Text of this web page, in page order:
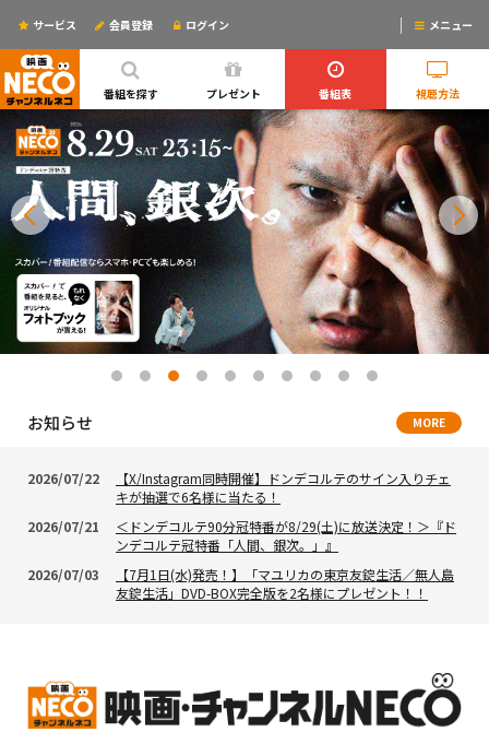
番組を探す プレゼント 番組表 視聴方法
サービス 会員登録 ログイン メニュー
ログインするとリマインドメールが使えるYO!
お知らせ MORE
2026/07/22
【X/Instagram同時開催】ドンデコルテのサイン入りチェ
キが抽選で6名様に当たる！
2026/07/21
＜ドンデコルテ90分冠特番が8/29(土)に放送決定！＞『ド
ンデコルテ冠特番「人間、銀次。」』
2026/07/03
【7月1日(水)発売！】「マユリカの東京友錠生活／無人島
友錠生活」DVD-BOX完全版を2名様にプレゼント！！